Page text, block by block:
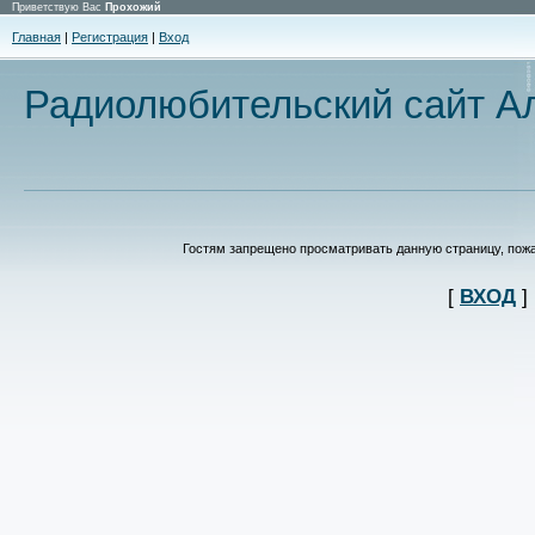
Приветствую Вас Прохожий
Главная | Регистрация | Вход
Радиолюбительский сайт
Гостям запрещено просматривать данную страницу,
[ ВХОД ]